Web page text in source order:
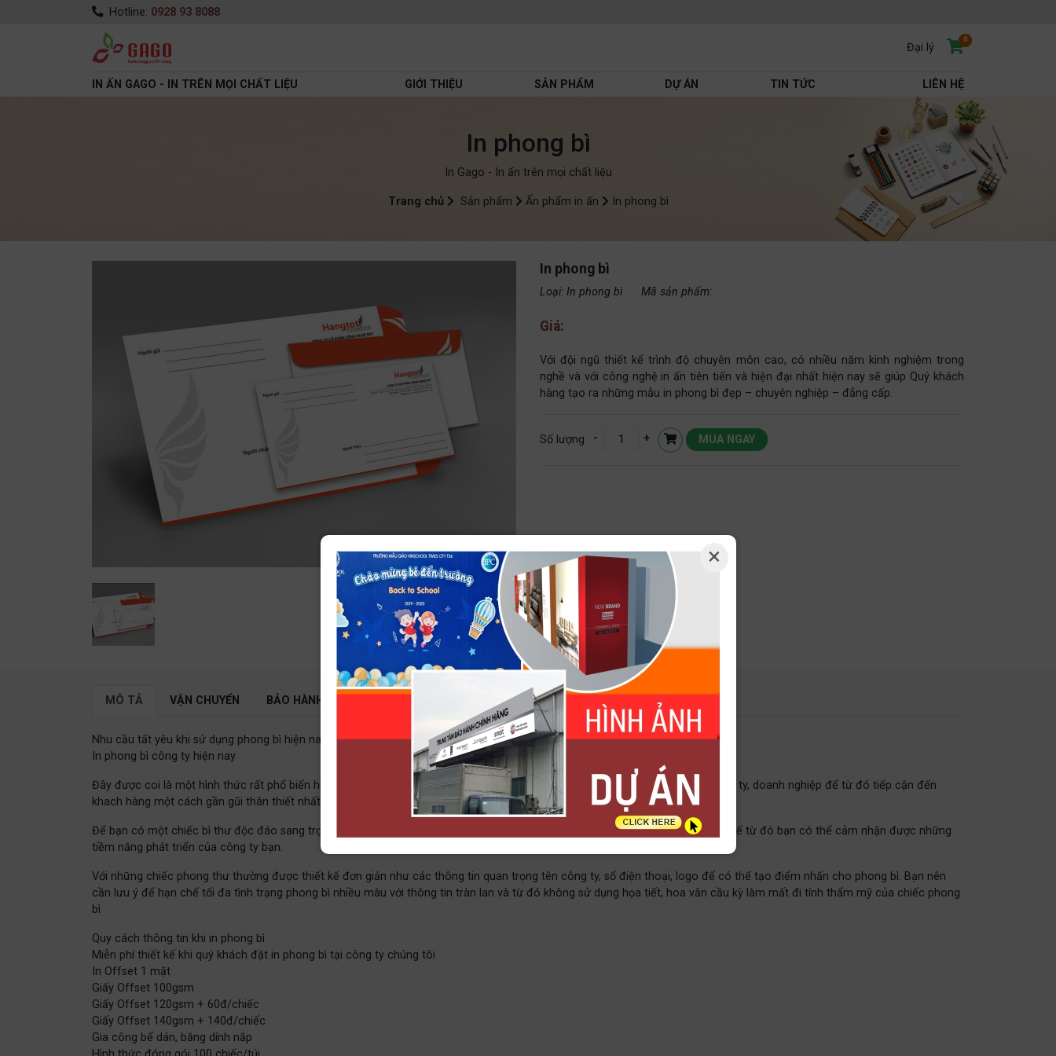
Hotline: 0928 93 8088
Đại lý
0
IN ẤN GAGO - IN TRÊN MỌI CHẤT LIỆU GIỚI THIỆU SẢN PHẨM DỰ ÁN TIN TỨC LIÊN HỆ
In phong bì
In Gago - In ấn trên mọi chất liệu
Trang chủ Sản phẩm Ấn phẩm in ấn In phong bì
In phong bì
Loại: In phong bì Mã sản phẩm:
Giá:
Với đội ngũ thiết kế trình độ chuyên môn cao, có nhiều năm kinh nghiệm trong
nghề và với công nghệ in ấn tiên tiến và hiện đại nhất hiện nay sẽ giúp Quý khách
hàng tạo ra những mẫu in phong bì đẹp – chuyên nghiệp – đẳng cấp.
Số lượng +
- MUA NGAY
MÔ TẢ VẬN CHUYỂN BẢO HÀNH
Nhu cầu tất yêu khi sử dụng phong bì hiện nay
In phong bì công ty hiện nay
Đây được coi là một hình thức rất phổ biến hiện nay, dịch vụ in phong bì như một phương thức đại diện hình ảnh của một công ty, doanh nghiệp để từ đó tiếp cận đến
khach hàng một cách gần gũi thân thiết nhất.
Để bạn có một chiếc bì thư độc đáo sang trọng và đặc biệt thu hút và để lại ấn tượng tốt trong lòng các đối tác, khách hàng để từ đó bạn có thể cảm nhận được những
tiềm năng phát triển của công ty bạn.
Với những chiếc phong thư thường được thiết kế đơn giản như các thông tin quan trọng tên công ty, số điện thoại, logo để có thể tạo điểm nhấn cho phong bì. Bạn nên
cần lưu ý để hạn chế tối đa tình trạng phong bì nhiều màu với thông tin tràn lan và từ đó không sử dụng họa tiết, hoa văn cầu kỳ làm mất đi tính thẩm mỹ của chiếc phong
bì
Quy cách thông tin khi in phong bì
Miễn phí thiết kế khi quý khách đặt in phong bì tại công ty chúng tôi
In Offset 1 mặt
Giấy Offset 100gsm
Giấy Offset 120gsm + 60đ/chiếc
Giấy Offset 140gsm + 140đ/chiếc
Gia công bế dán, băng dính nắp
×